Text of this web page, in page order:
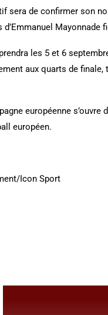
sera de confirmer son
d’Emmanuel
les 5 et 6
aux quarts de
européenne
européen.
Icon Sport